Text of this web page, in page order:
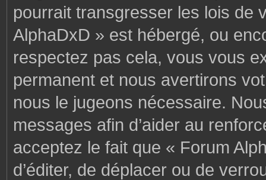
pourrait transgresser les lois de
AlphaDxD » est hébergé, ou
respectez pas cela, vous vous
permanent et nous avertirons
nous le jugeons nécessaire.
messages afin d’aider au
acceptez le fait que « Forum
d’éditer, de déplacer ou de